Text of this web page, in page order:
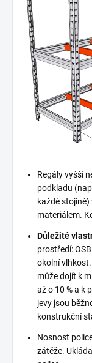
Regály vyšší
podkladu
každé
materiálem.
Důležité
prostředí:
okolní
může dojít k
až o 10 % a k
jevy jsou
konstrukční
Nosnost
zátěže.